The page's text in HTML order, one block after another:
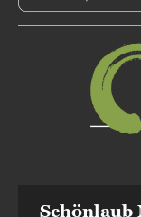
Schönlaub